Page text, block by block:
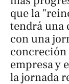
que la
tendrá una
con una
concreción
empresa y
la jornada